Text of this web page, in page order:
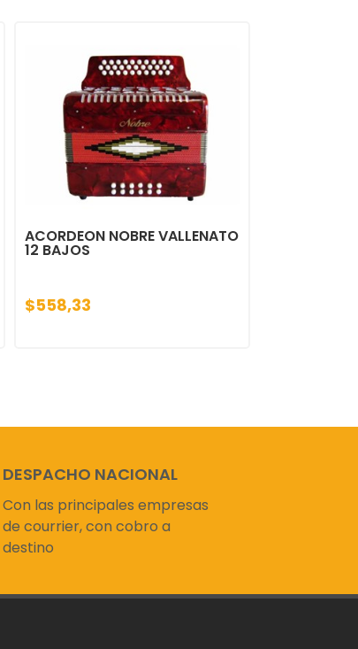
ACORDEON NOBRE VALLENATO
12 BAJOS
$558,33
DESPACHO NACIONAL
Con las principales empresas
de courrier, con cobro a
destino